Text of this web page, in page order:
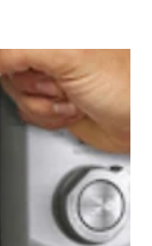
엘핀 도어는 동화 속
트모양을 비롯한 다양한
개당 12.98달러이다.
elfin-